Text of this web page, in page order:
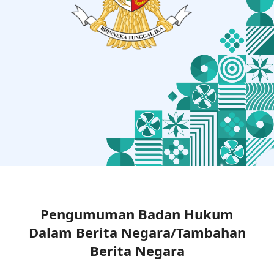
Pengumuman Badan Hukum
Dalam Berita Negara/Tambahan
Berita Negara